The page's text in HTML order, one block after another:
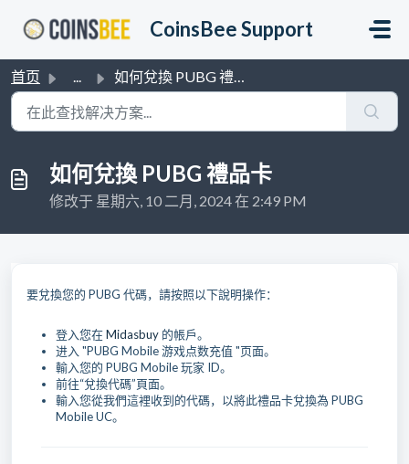
CoinsBee Support
首页 ... 如何兌換 PUBG 禮品卡
如何兌換 PUBG 禮品卡
修改于 星期六, 10 二月, 2024 在 2:49 PM
要兌換您的 PUBG 代碼，請按照以下說明操作：
登入您在Midasbuy 的帳戶。
进入 "PUBG Mobile 游戏点数充值 "页面。
輸入您的 PUBG Mobile 玩家 ID。
前往“兌換代碼”頁面。
輸入您從我們這裡收到的代碼，以將此禮品卡兌換為 PUBG
Mobile UC。